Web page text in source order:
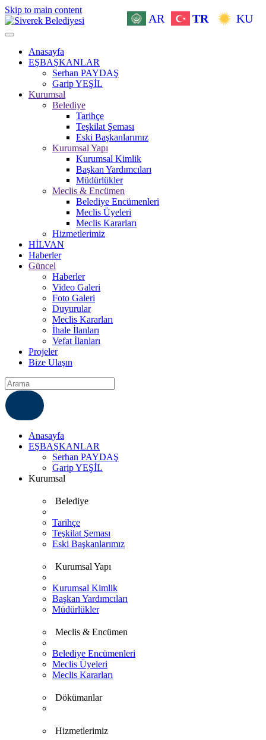
Skip to main content
Anasayfa
EŞBAŞKANLAR
Serhan PAYDAŞ
Garip YEŞİL
Kurumsal
Belediye
Tarihçe
Teşkilat Şeması
Eski Başkanlarımız
Kurumsal Yapı
Kurumsal Kimlik
Başkan Yardımcıları
Müdürlükler
Meclis & Encümen
Belediye Encümenleri
Meclis Üyeleri
Meclis Kararları
Hizmetlerimiz
HİLVAN
Haberler
Güncel
Haberler
Video Galeri
Foto Galeri
Duyurular
Meclis Kararları
İhale İlanları
Vefat İlanları
Projeler
Bize Ulaşın
AR TR KU
Anasayfa
EŞBAŞKANLAR
Serhan PAYDAŞ
Garip YEŞİL
Kurumsal
Belediye
Tarihçe
Teşkilat Şeması
Eski Başkanlarımız
Kurumsal Yapı
Kurumsal Kimlik
Başkan Yardımcıları
Müdürlükler
Meclis & Encümen
Belediye Encümenleri
Meclis Üyeleri
Meclis Kararları
Dökümanlar
Hizmetlerimiz